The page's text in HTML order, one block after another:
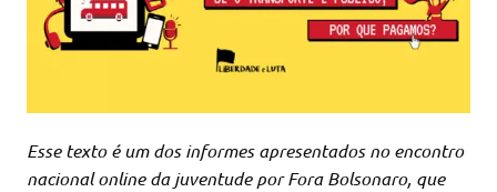
Esse texto é um dos informes apresentados no encontro
nacional online da juventude por Fora Bolsonaro, que